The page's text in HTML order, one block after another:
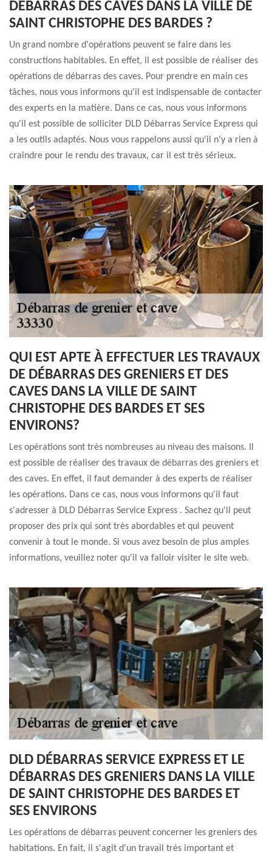
DÉBARRAS DES CAVES DANS LA VILLE DE
SAINT CHRISTOPHE DES BARDES ?
Un grand nombre d'opérations peuvent se faire dans les
constructions habitables. En effet, il est possible de réaliser des
opérations de débarras des caves. Pour prendre en main ces
tâches, nous vous informons qu'il est indispensable de contacter
des experts en la matière. Dans ce cas, nous vous informons
qu'il est possible de solliciter DLD Débarras Service Express qui
a les outils adaptés. Nous vous rappelons aussi qu'il n'y a rien à
craindre pour le rendu des travaux, car il est très sérieux.
QUI EST APTE À EFFECTUER LES TRAVAUX
DE DÉBARRAS DES GRENIERS ET DES
CAVES DANS LA VILLE DE SAINT
CHRISTOPHE DES BARDES ET SES
ENVIRONS?
Les opérations sont très nombreuses au niveau des maisons. Il
est possible de réaliser des travaux de débarras des greniers et
des caves. En effet, il faut demander à des experts de réaliser
les opérations. Dans ce cas, nous vous informons qu'il faut
s'adresser à DLD Débarras Service Express . Sachez qu'il peut
proposer des prix qui sont très abordables et qui peuvent
convenir à tout le monde. Si vous avez besoin de plus amples
informations, veuillez noter qu'il va falloir visiter le site web.
DLD DÉBARRAS SERVICE EXPRESS ET LE
DÉBARRAS DES GRENIERS DANS LA VILLE
DE SAINT CHRISTOPHE DES BARDES ET
SES ENVIRONS
Les opérations de débarras peuvent concerner les greniers des
habitations. En fait, il s'agit d'un travail très important et